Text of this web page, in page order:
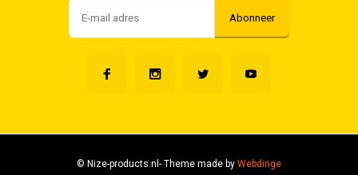
Abonneer
© Nize-products.nl- Theme made byWebdinge